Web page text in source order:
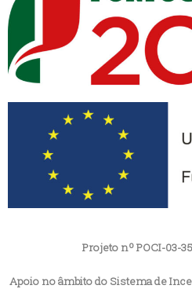
Projeto nº POCI-03-
Apoio no âmbito do Sistema de